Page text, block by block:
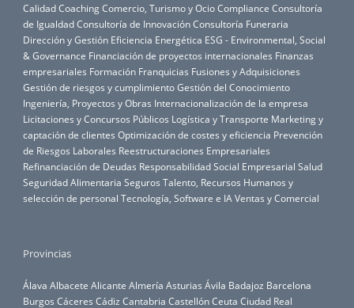
CalidadCoachingComercio, Turismo y OcioCompliance Consultoría
de IgualdadConsultoría de InnovaciónConsultoría Funeraria
Dirección y Gestión Eficiencia Energética ESG - Environmental, Social
& Governance Financiación de proyectos internacionales Finanzas
empresariales Formación Franquicias Fusiones y Adquisiciones
Gestión de riesgos y cumplimientoGestión del Conocimiento
Ingeniería, Proyectos y Obras Internacionalización de la empresa
Licitaciones y Concursos Públicos Logística y Transporte Marketing y
captación de clientes Optimización de costes y eficiencia Prevención
de Riesgos Laborales Reestructuraciones Empresariales
Refinanciación de Deudas Responsabilidad Social Empresarial Salud
Seguridad Alimentaria Seguros Talento, Recursos Humanos y
selección de personal Tecnología, Software e IA Ventas y Comercial
Provincias
Álava Albacete Alicante Almería Asturias Ávila Badajoz Barcelona
Burgos Cáceres Cádiz Cantabria CastellónCeuta Ciudad Real